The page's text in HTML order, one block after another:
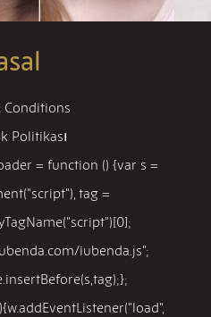
Conditions
Politikası
= function () {var s =
tag =
iubenda.js";